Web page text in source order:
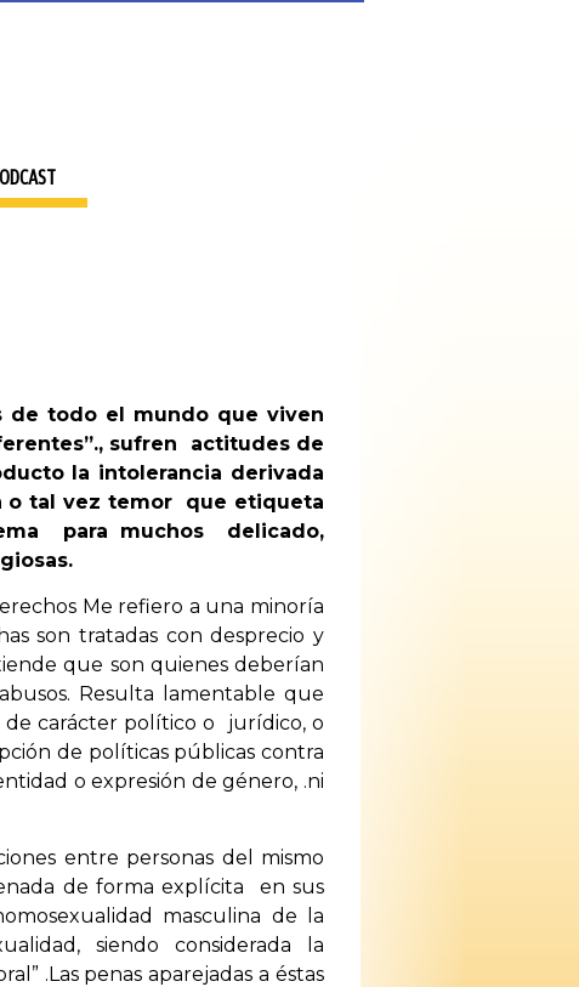
de todo el mundo que viven
sufren actitudes de
la intolerancia derivada
o tal vez temor que etiqueta
para muchos delicado,
Me refiero a una minoría
son tratadas con desprecio y
que son quienes deberían
Resulta lamentable que
de carácter político o jurídico, o
de políticas públicas contra
o expresión de género, .ni
entre personas del mismo
de forma explícita en sus
masculina de la
siendo considerada la
.Las penas aparejadas a éstas